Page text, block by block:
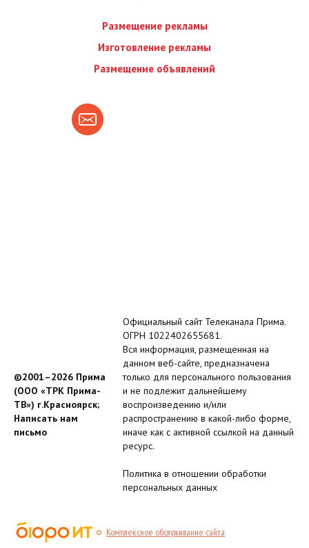
Размещение рекламы
Изготовление рекламы
Размещение объявлений
©2001–2026 Прима
(ООО «ТРК Прима-
ТВ») г.Красноярск;
Написать нам
письмо
Официальный сайт Телеканала Прима.
ОГРН 1022402655681.
Вся информация, размещенная на
данном веб-сайте, предназначена
только для персонального пользования
и не подлежит дальнейшему
воспроизведению и/или
распространению в какой-либо форме,
иначе как с активной ссылкой на данный
ресурс.
Политика в отношении обработки
персональных данных
Комплексное обслуживание сайта